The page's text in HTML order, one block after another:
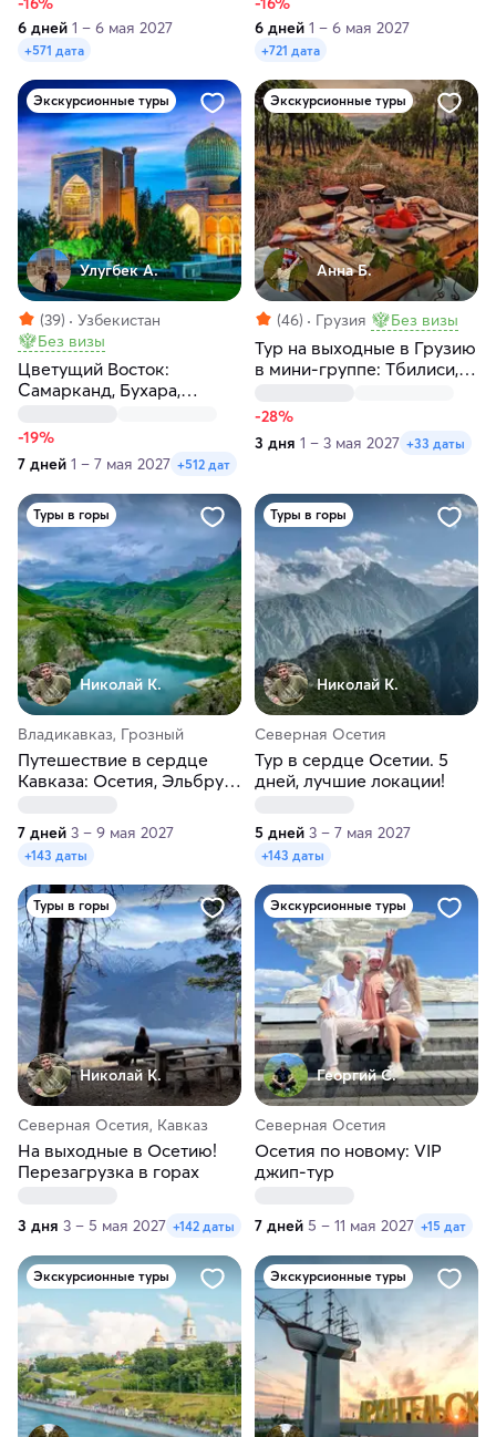
6 дней 1 – 6 мая 2027
+571 дата
6 дней 1 – 6 мая 2027
+721 дата
Экскурсионные туры
Улугбек А.
(39)
Узбекистан
Без визы
Цветущий Восток:
Самарканд, Бухара,
-19%
7 дней 1 – 7 мая 2027 +512 дат
Экскурсионные туры
Анна Б.
(46) Грузия Без визы
Тур на выходные в Грузию
в мини-группе: Тбилиси,
-28%
3 дня 1 – 3 мая 2027 +33 даты
Туры в горы
Николай К.
Владикавказ, Грозный
Путешествие в сердце
Кавказа: Осетия, Эльбрус,
7 дней 3 – 9 мая 2027
+143 даты
Туры в горы
Николай К.
Северная Осетия
Тур в сердце Осетии. 5
дней, лучшие локации!
5 дней 3 – 7 мая 2027
+143 даты
Туры в горы
Николай К.
Северная Осетия, Кавказ
На выходные в Осетию!
Перезагрузка в горах
3 дня 3 – 5 мая 2027 +142 даты
Экскурсионные туры
Георгий С.
Северная Осетия
Осетия по новому: VIP
джип-тур
7 дней 5 – 11 мая 2027 +15 дат
Экскурсионные туры Экскурсионные туры